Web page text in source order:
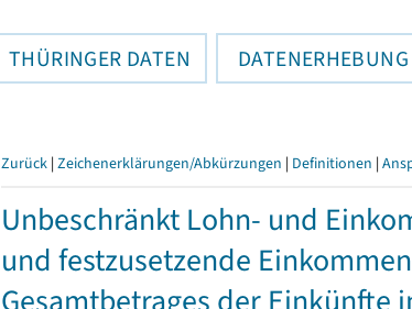
THÜRINGER DATEN DATENERHEBUNG
Zurück | Zeichenerklärungen/Abkürzungen | Definitionen |
Unbeschränkt Lohn- und
und festzusetzende